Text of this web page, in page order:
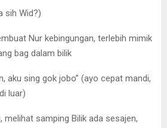
sih Wid?)
Nur kebingungan, terlebih mimik
bag dalam bilik
aku sing gok jobo” (ayo cepat mandi,
luar)
melihat samping Bilik ada sesajen,